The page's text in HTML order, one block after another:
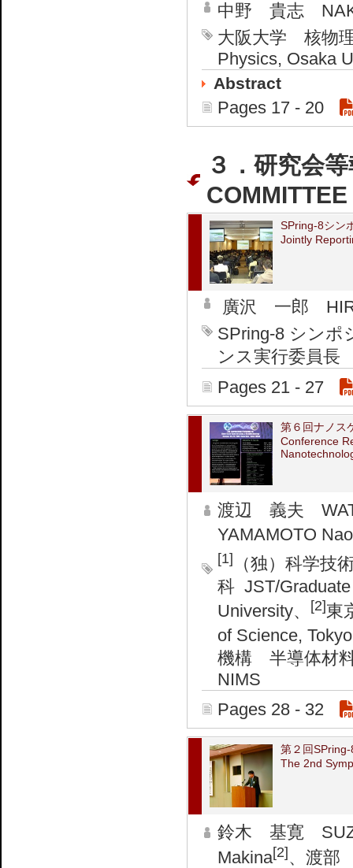
中野 貴志
大阪大学 核物
Physics, Osaka
Abstract
Pages 17 - 20
３．研究会
SPring-8シン
Jointly
廣沢 一郎
SPring-8 シン
ンス実行委員長
Pages 21 - 27
第６回ナノス
Conference
渡辺 義夫
YAMAMOTO
[1]
（独）科学
科 JST/Graduate
University、
[2]東
of Science,
機構 半導体材
NIMS
Pages 28 - 32
第２回
The 2nd
鈴木 基寛
Makina[2]、渡部